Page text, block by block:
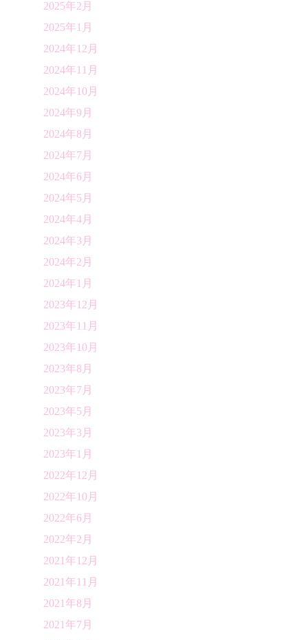
2025年2月
2025年1月
2024年12月
2024年11月
2024年10月
2024年9月
2024年8月
2024年7月
2024年6月
2024年5月
2024年4月
2024年3月
2024年2月
2024年1月
2023年12月
2023年11月
2023年10月
2023年8月
2023年7月
2023年5月
2023年3月
2023年1月
2022年12月
2022年10月
2022年6月
2022年2月
2021年12月
2021年11月
2021年8月
2021年7月